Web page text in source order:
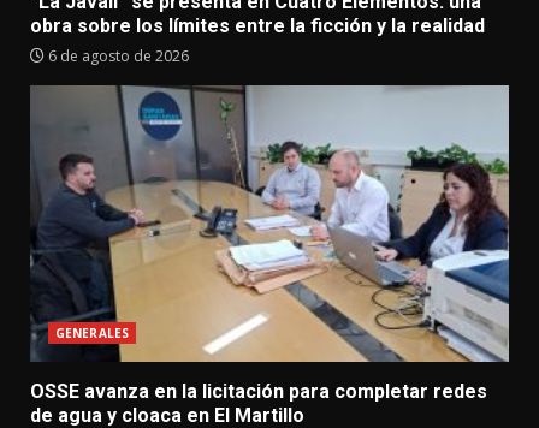
obra sobre los límites entre la ficción y la realidad
6 de agosto de 2026
GENERALES
OSSE avanza en la licitación para completar redes
de agua y cloaca en El Martillo